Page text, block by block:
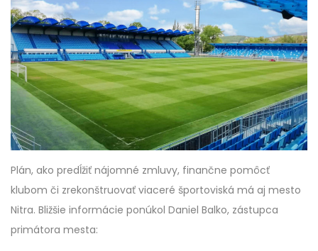
Plán, ako predĺžiť nájomné zmluvy, finančne pomôcť
klubom či zrekonštruovať viaceré športoviská má aj mesto
Nitra. Bližšie informácie ponúkol Daniel Balko, zástupca
primátora mesta: